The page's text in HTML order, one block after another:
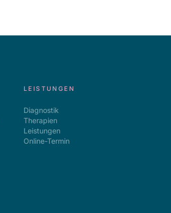
LEISTUNGEN
Diagnostik
Therapien
Leistungen
Online-Termin